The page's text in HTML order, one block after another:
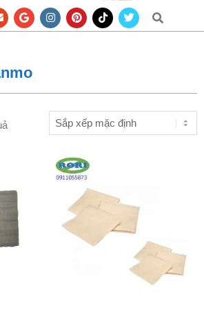
Search